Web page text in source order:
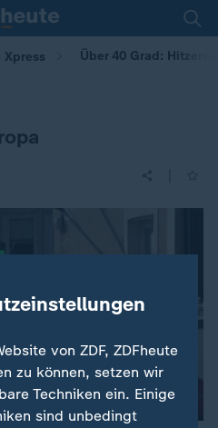
Xpress Über 40 Grad:
von ZDF, ZDFheute
zu können, setzen wir
Techniken ein. Einige
sind unbedingt